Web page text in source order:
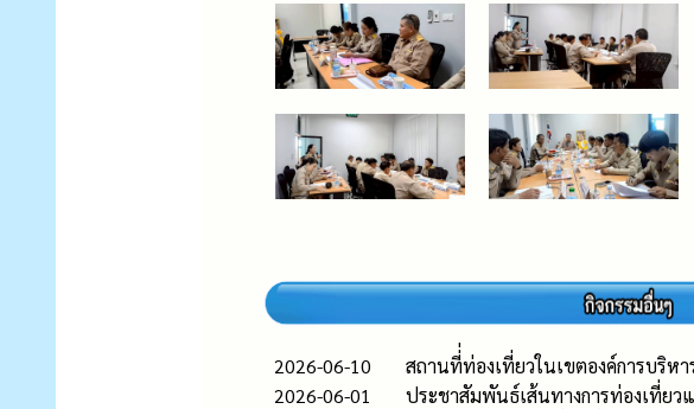
2026-06-10
สถานที่่ท่องเที่ยวในเขตองค์การบริห
2026-06-01
ประชาสัมพันธ์เส้นทางการท่องเที่ยว